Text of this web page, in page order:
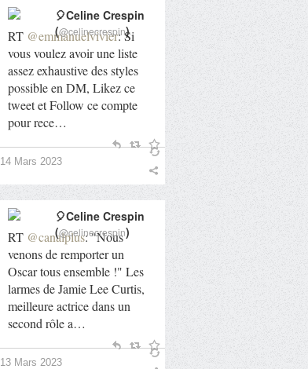
RT @emmanuelvivier: Si
vous voulez avoir une liste
assez exhaustive des styles
possible en DM, Likez ce
tweet et Follow ce compte
pour rece…
🎈Celine Crespin
(@celinecrespin)
14 Mars 2023
RT @canalplus: "Nous
venons de remporter un
Oscar tous ensemble !" Les
larmes de Jamie Lee Curtis,
meilleure actrice dans un
second rôle a…
🎈Celine Crespin
(@celinecrespin)
13 Mars 2023